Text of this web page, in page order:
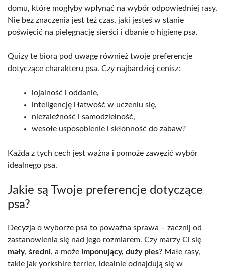
domu, które mogłyby wpłynąć na wybór odpowiedniej rasy.
Nie bez znaczenia jest też czas, jaki jesteś w stanie
poświęcić na pielęgnację sierści i dbanie o higienę psa.
Quizy te biorą pod uwagę również twoje preferencje
dotyczące charakteru psa. Czy najbardziej cenisz:
lojalność i oddanie,
inteligencję i łatwość w uczeniu się,
niezależność i samodzielność,
wesołe usposobienie i skłonność do zabaw?
Każda z tych cech jest ważna i pomoże zawęzić wybór
idealnego psa.
Jakie są Twoje preferencje dotyczące
psa?
Decyzja o wyborze psa to poważna sprawa – zacznij od
zastanowienia się nad jego rozmiarem. Czy marzy Ci się
mały, średni, a może imponujący, duży pies? Małe rasy,
takie jak yorkshire terrier, idealnie odnajdują się w